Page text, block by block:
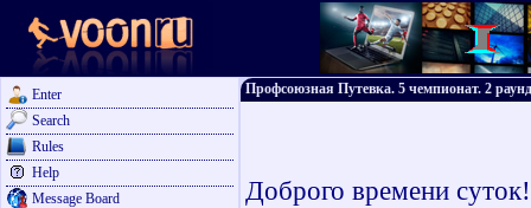
Enter
Search
Rules
Help
Message Board
Профсоюзная Путевка. 5 чемпионат. 2
Доброго времени